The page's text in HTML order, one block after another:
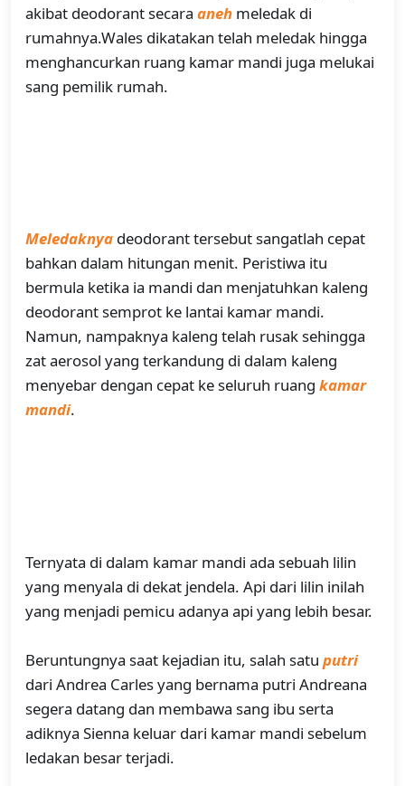
akibat deodorant secara aneh meledak di
rumahnya.Wales dikatakan telah meledak hingga
menghancurkan ruang kamar mandi juga melukai
sang pemilik rumah.
Meledaknya deodorant tersebut sangatlah cepat
bahkan dalam hitungan menit. Peristiwa itu
bermula ketika ia mandi dan menjatuhkan kaleng
deodorant semprot ke lantai kamar mandi.
Namun, nampaknya kaleng telah rusak sehingga
zat aerosol yang terkandung di dalam kaleng
menyebar dengan cepat ke seluruh ruang kamar
mandi.
Ternyata di dalam kamar mandi ada sebuah lilin
yang menyala di dekat jendela. Api dari lilin inilah
yang menjadi pemicu adanya api yang lebih besar.
Beruntungnya saat kejadian itu, salah satu putri
dari Andrea Carles yang bernama putri Andreana
segera datang dan membawa sang ibu serta
adiknya Sienna keluar dari kamar mandi sebelum
ledakan besar terjadi.